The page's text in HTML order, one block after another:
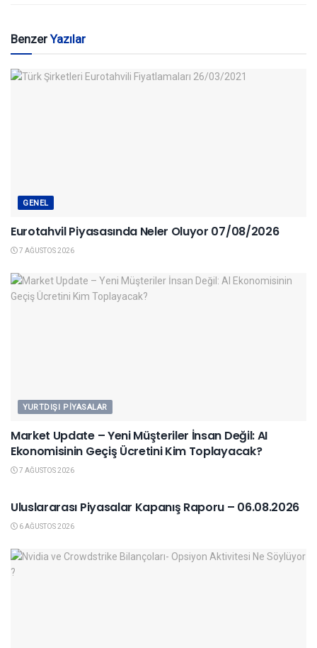
BenzerYazılar
GENEL
Eurotahvil Piyasasında Neler Oluyor 07/08/2026
7 AĞUSTOS 2026
YURTDIŞI PIYASALAR
Market Update – Yeni Müşteriler İnsan Değil: AI
Ekonomisinin Geçiş Ücretini Kim Toplayacak?
7 AĞUSTOS 2026
Uluslararası Piyasalar Kapanış Raporu – 06.08.2026
6 AĞUSTOS 2026